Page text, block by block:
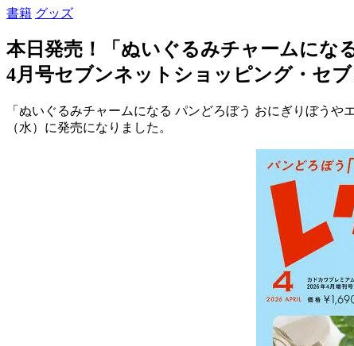
書籍 グッズ
本日発売！「ぬいぐるみチャームにな
4月号セブンネットショッピング・セ
「ぬいぐるみチャームになる パンどろぼう おにぎりぼう
（水）に発売になりました。